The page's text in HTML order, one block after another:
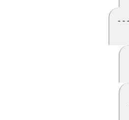
- - - - E63 Beginning of